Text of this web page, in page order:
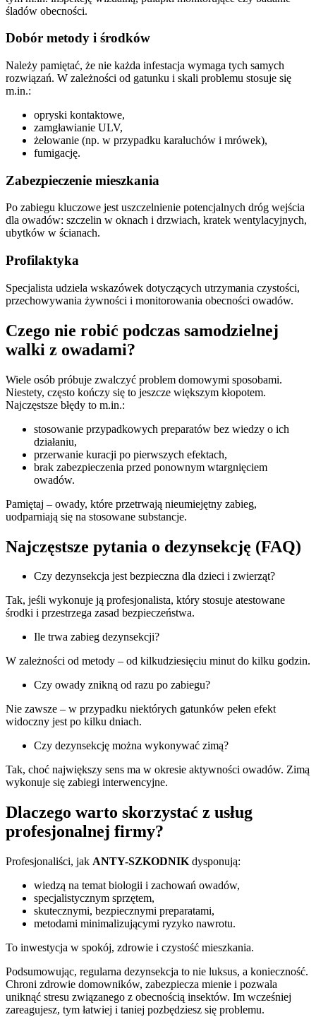
śladów obecności.
Dobór metody i środków
Należy pamiętać, że nie każda infestacja wymaga tych samych
rozwiązań. W zależności od gatunku i skali problemu stosuje się
m.in.:
opryski kontaktowe,
zamgławianie ULV,
żelowanie (np. w przypadku karaluchów i mrówek),
fumigację.
Zabezpieczenie mieszkania
Po zabiegu kluczowe jest uszczelnienie potencjalnych dróg wejścia
dla owadów: szczelin w oknach i drzwiach, kratek wentylacyjnych,
ubytków w ścianach.
Profilaktyka
Specjalista udziela wskazówek dotyczących utrzymania czystości,
przechowywania żywności i monitorowania obecności owadów.
Czego nie robić podczas samodzielnej
walki z owadami?
Wiele osób próbuje zwalczyć problem domowymi sposobami.
Niestety, często kończy się to jeszcze większym kłopotem.
Najczęstsze błędy to m.in.:
stosowanie przypadkowych preparatów bez wiedzy o ich
działaniu,
przerwanie kuracji po pierwszych efektach,
brak zabezpieczenia przed ponownym wtargnięciem
owadów.
Pamiętaj – owady, które przetrwają nieumiejętny zabieg,
uodparniają się na stosowane substancje.
Najczęstsze pytania o dezynsekcję (FAQ)
Czy dezynsekcja jest bezpieczna dla dzieci i zwierząt?
Tak, jeśli wykonuje ją profesjonalista, który stosuje atestowane
środki i przestrzega zasad bezpieczeństwa.
Ile trwa zabieg dezynsekcji?
W zależności od metody – od kilkudziesięciu minut do kilku godzin.
Czy owady znikną od razu po zabiegu?
Nie zawsze – w przypadku niektórych gatunków pełen efekt
widoczny jest po kilku dniach.
Czy dezynsekcję można wykonywać zimą?
Tak, choć największy sens ma w okresie aktywności owadów. Zimą
wykonuje się zabiegi interwencyjne.
Dlaczego warto skorzystać z usług
profesjonalnej firmy?
Profesjonaliści, jak ANTY-SZKODNIK dysponują:
wiedzą na temat biologii i zachowań owadów,
specjalistycznym sprzętem,
skutecznymi, bezpiecznymi preparatami,
metodami minimalizującymi ryzyko nawrotu.
To inwestycja w spokój, zdrowie i czystość mieszkania.
Podsumowując, regularna dezynsekcja to nie luksus, a konieczność.
Chroni zdrowie domowników, zabezpiecza mienie i pozwala
uniknąć stresu związanego z obecnością insektów. Im wcześniej
zareagujesz, tym łatwiej i taniej pozbędziesz się problemu.